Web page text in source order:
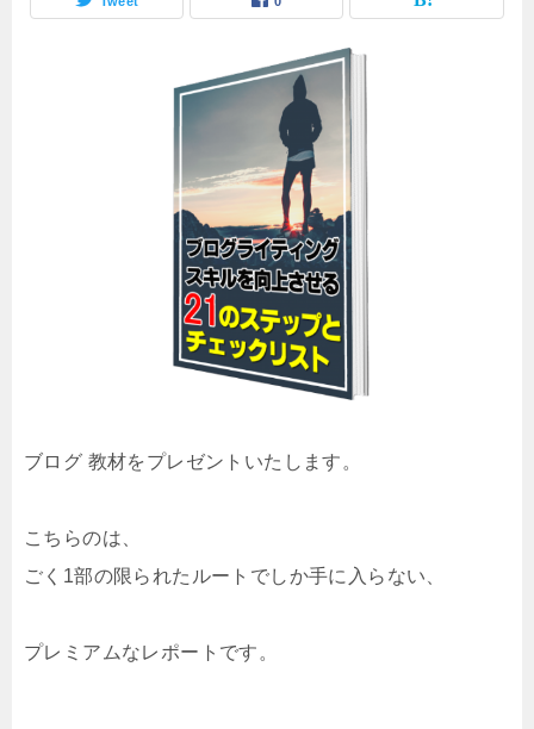
ブログ 教材をプレゼントいたします。
こちらのは、
ごく1部の限られたルートでしか手に入らない、
プレミアムなレポートです。